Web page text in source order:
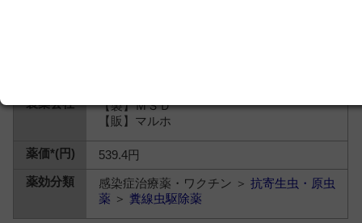
【製】ＭＳＤ
【販】マルホ
539.4円
感染症治療薬・ワクチン ＞抗寄生虫・原虫
薬 ＞ 糞線虫駆除薬